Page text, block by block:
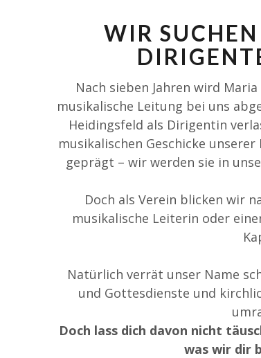
WIR
Nach sieben Jahren wird
musikalische Leitung bei uns
Heidingsfeld als Dirigentin
musikalischen Geschicke
geprägt – wir werden sie in
Doch als Verein blicken wir
musikalische Leiterin oder
Natürlich verrät unser Name
und Gottesdienste und
Doch lass dich davon nicht
was wir dir